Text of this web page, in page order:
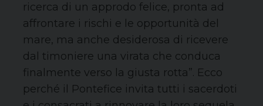
ricerca di un approdo felice, pronta ad
affrontare i rischi e le opportunità del
mare, ma anche desiderosa di ricevere
dal timoniere una virata che conduca
finalmente verso la giusta rotta”. Ecco
perché il Pontefice invita tutti i sacerdoti